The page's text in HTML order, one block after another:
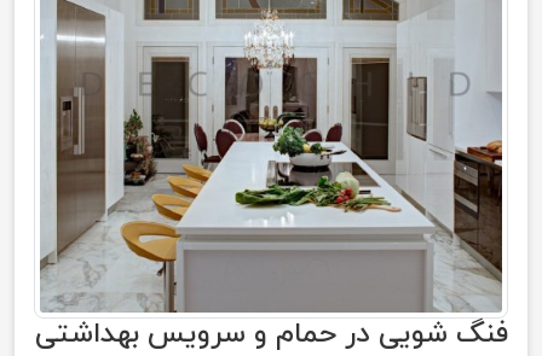
فنگ شویی در حمام و سرویس بهداشتی